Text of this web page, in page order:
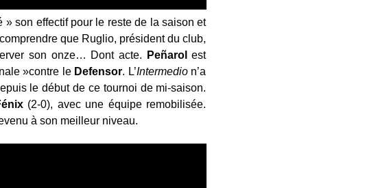
son effectif pour le reste de la saison et
que Ruglio, président du club,
son onze… Dont acte.
Peñarol est
»contre le Defensor. L’Intermedion’a
le début de ce tournoi de mi-saison.
(2-0), avec une équipe remobilisée.
à son meilleur niveau.